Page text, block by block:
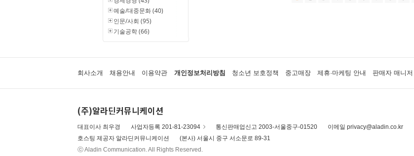
예술/대중문화 (40)
인문/사회 (95)
기술공학 (66)
회사소개 채용안내 이용약관 개인정보처리방침 청소년 보호정책 중고매장 제휴·마케팅 안내 판매자 매니저
(주)알라딘커뮤니케이션
대표이사 최우경 사업자등록 201-81-23094 통신판매업신고 2003-서울중구-01520
이메일 privacy@aladin.co.kr
호스팅 제공자 알라딘커뮤니케이션
(본사) 서울시 중구 서소문로 89-31
ⓒ Aladin Communication. All Rights Reserved.